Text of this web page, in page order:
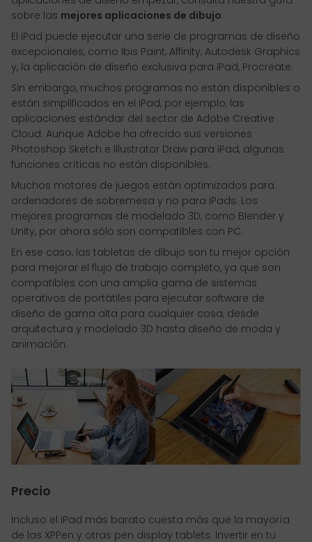
sobre las mejores aplicaciones de dibujo.
El iPad puede ejecutar una serie de programas de diseño
excepcionales, como Ibis Paint, Affinity, Autodesk Graphics
y, la aplicación de diseño exclusiva para iPad, Procreate.
Sin embargo, muchos programas no están disponibles o
están simplificados en el iPad, por ejemplo, las
aplicaciones estándar del sector de Adobe Creative
Cloud. Aunque Adobe ha ofrecido sus versiones
Photoshop Sketch e Illustrator Draw para iPad, algunas
funciones críticas no están disponibles.
Muchos motores de juegos están optimizados para
ordenadores de sobremesa y no para iPads. Los
mejores programas de modelado 3D, como Blender y
Unity, por ahora sólo son compatibles con PC.
En ese caso, las tabletas de dibujo son tu mejor opción
para mejorar el flujo de trabajo completo, ya que son
compatibles con una amplia gama de sistemas
operativos de portátiles para ejecutar software de
diseño de gama alta para cualquier cosa, desde
arquitectura y modelado 3D hasta diseño de moda y
animación.
Precio
Incluso el iPad más barato cuesta más que la mayoría
de las XPPen y otras pen display tablets. Invertir en tu